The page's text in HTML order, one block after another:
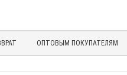
ОПТОВЫМ ПОКУПАТЕЛЯМ